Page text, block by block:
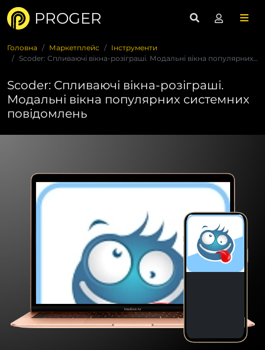
PROGER
Головна Маркетплейс
Інструменти
Scoder: Спливаючі вікна-розіграші. Модальні вікна популярних...
Scoder: Спливаючі вікна-розіграші.
Модальні вікна популярних системних
повідомлень